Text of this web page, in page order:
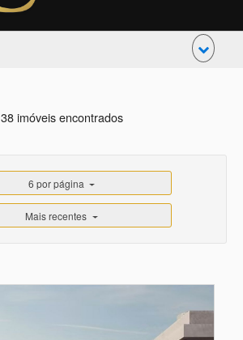
38 imóveis encontrados
6 por página
Mais recentes